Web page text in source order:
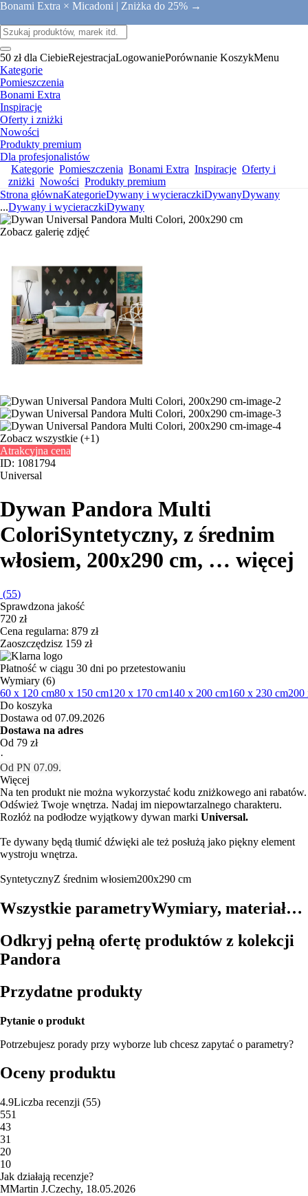
Bonami Extra × Micadoni | Zniżka do 25% →
50 zł dla CiebieRejestracjaLogowaniePorównanie KoszykMenu
Kategorie
Pomieszczenia
Bonami Extra
Inspiracje
Oferty i zniżki
Nowości
Produkty premium
Dla profesjonalistów
Kategorie Pomieszczenia Bonami Extra Inspiracje Oferty i
zniżki Nowości Produkty premium
Strona głównaKategorieDywany i wycieraczkiDywanyDywany
...Dywany i wycieraczkiDywany
Zobacz galerię zdjęć
Zobacz wszystkie (+1)
Atrakcyjna cena
ID: 1081794
Universal
Dywan Pandora Multi
ColoriSyntetyczny, z średnim
włosiem, 200x290 cm, … więcej
(55)
Sprawdzona jakość
720 zł
Cena regularna: 879 zł
Zaoszczędzisz 159 zł
Płatność w ciągu 30 dni po przetestowaniu
Wymiary (6)
60 x 120 cm80 x 150 cm120 x 170 cm140 x 200 cm160 x 230 cm200
Do koszyka
Dostawa od 07.09.2026
Dostawa na adres
Od 79 zł
·
Od PN 07.09.
Więcej
Na ten produkt nie można wykorzystać kodu zniżkowego ani rabatów.
Odśwież Twoje wnętrza. Nadaj im niepowtarzalnego charakteru.
Rozłóż na podłodze wyjątkowy dywan marki Universal.
Te dywany będą tłumić dźwięki ale też posłużą jako piękny element
wystroju wnętrza.
SyntetycznyZ średnim włosiem200x290 cm
Wszystkie parametryWymiary, materiał…
Odkryj pełną ofertę produktów z kolekcji
Pandora
Przydatne produkty
Pytanie o produkt
Potrzebujesz porady przy wyborze lub chcesz zapytać o parametry?
Oceny produktu
4.9Liczba recenzji (55)
551
43
31
20
10
Jak działają recenzje?
MMartin J.Czechy, 18.05.2026